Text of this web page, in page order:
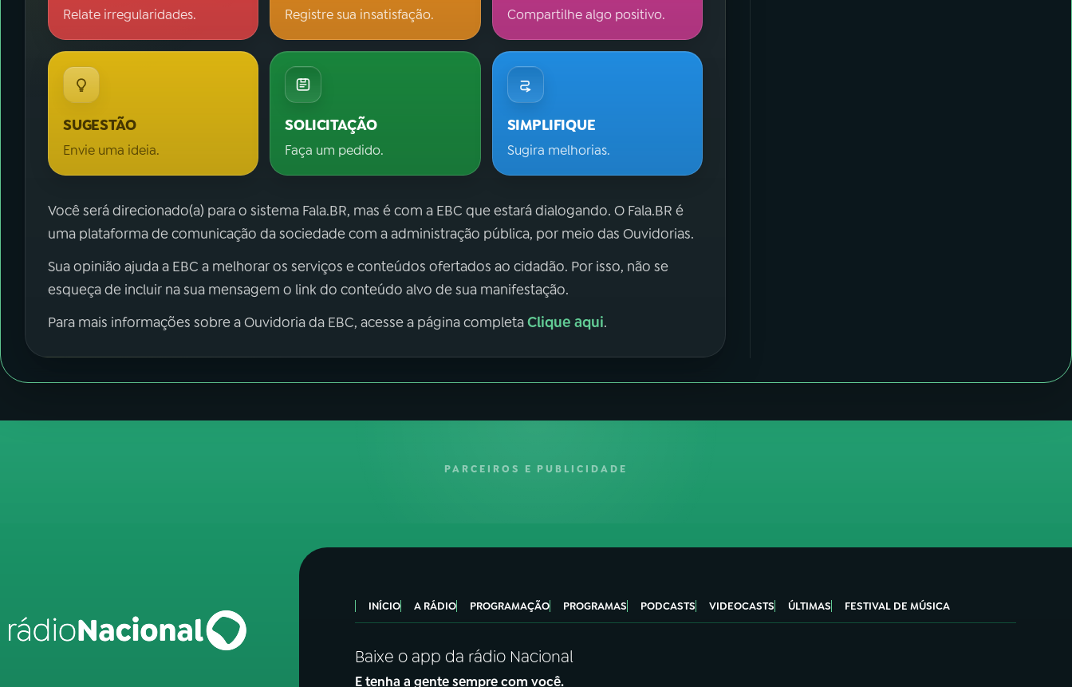
Relate irregularidades. Registre sua insatisfação. Compartilhe algo positivo.
SUGESTÃO
Envie uma ideia.
SOLICITAÇÃO
Faça um pedido.
SIMPLIFIQUE
Sugira melhorias.
Você será direcionado(a) para o sistema Fala.BR, mas é com a EBC que estará dialogando. O Fala.BR é
uma plataforma de comunicação da sociedade com a administração pública, por meio das Ouvidorias.
Sua opinião ajuda a EBC a melhorar os serviços e conteúdos ofertados ao cidadão. Por isso, não se
esqueça de incluir na sua mensagem o link do conteúdo alvo de sua manifestação.
Para mais informações sobre a Ouvidoria da EBC, acesse a página completaClique aqui.
PARCEIROS E PUBLICIDADE
INÍCIO A RÁDIO PROGRAMAÇÃO PROGRAMAS PODCASTS VIDEOCASTS ÚLTIMAS FESTIVAL DE MÚSICA
Baixe o app da rádio Nacional
E tenha a gente sempre com você.